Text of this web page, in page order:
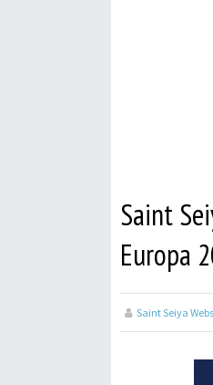
Saint
Europa
Saint Seiya Webs